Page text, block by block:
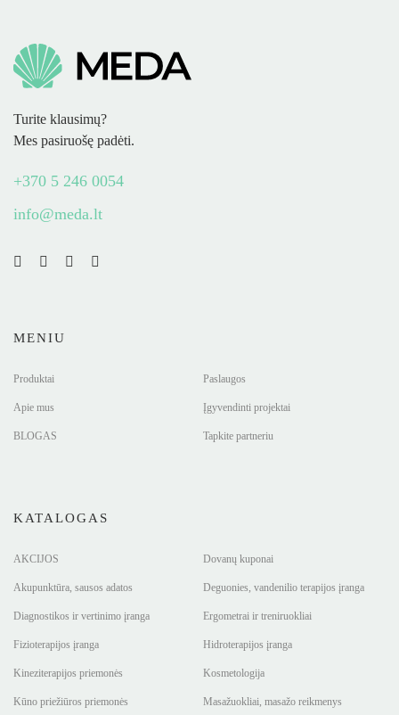
Turite klausimų?
Mes pasiruošę padėti.
+370 5 246 0054
info@meda.lt
MENIU
Produktai Paslaugos
Apie mus Įgyvendinti projektai
BLOGAS Tapkite partneriu
KATALOGAS
AKCIJOS Dovanų kuponai
Akupunktūra, sausos adatos Deguonies, vandenilio terapijos įranga
Diagnostikos ir vertinimo įranga Ergometrai ir treniruokliai
Fizioterapijos įranga Hidroterapijos įranga
Kineziterapijos priemonės Kosmetologija
Kūno priežiūros priemonės Masažuokliai, masažo reikmenys